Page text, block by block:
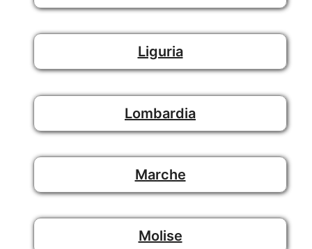
Liguria
Lombardia
Marche
Molise